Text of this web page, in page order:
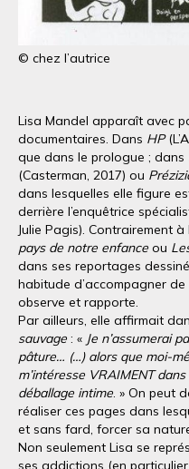
© chez l’autrice
Lisa Mandel apparaît avec
documentaires. Dans HP
que dans le prologue ; dans
(Casterman, 2017) ou
dans lesquelles elle figure
derrière l’enquêtrice
Julie Pagis). Contrairement
pays de notre enfance ou
dans ses reportages
habitude d’accompagner de
observe et rapporte.
Par ailleurs, elle affirmait
sauvage : « Je n’assumerai
pâture… (…) alors que moi-
m’intéresse VRAIMENT
déballage intime. » On peut
réaliser ces pages dans
et sans fard, forcer sa
Non seulement Lisa se
ses addictions (en